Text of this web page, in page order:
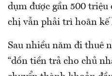
dụm được gần 500 triệu
chị vẫn phải trì hoãn kế
Sau nhiều năm đi thuê
“dồn tiền trả cho chủ